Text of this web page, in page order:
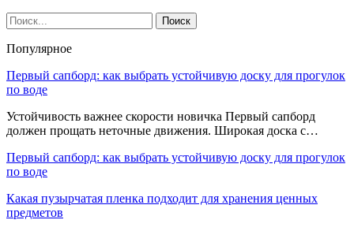
Популярное
Первый сапборд: как выбрать устойчивую доску для прогулок
по воде
Устойчивость важнее скорости новичка Первый сапборд
должен прощать неточные движения. Широкая доска с…
Первый сапборд: как выбрать устойчивую доску для прогулок
по воде
Какая пузырчатая пленка подходит для хранения ценных
предметов